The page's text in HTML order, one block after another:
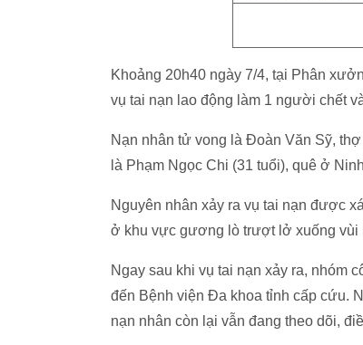
Khoảng 20h40 ngày 7/4, tại Phân
vụ tai nạn lao động làm 1 người chết
Nạn nhân tử vong là Đoàn Văn Sỹ,
là Phạm Ngọc Chi (31 tuổi), quê ở
Nguyên nhân xảy ra vụ tai nạn được
ở khu vực gương lò trượt lở xuống vùi
Ngay sau khi vụ tai nạn xảy ra, nhóm
đến Bệnh viện Đa khoa tỉnh cấp cứu.
nạn nhân còn lại vẫn đang theo dõi,